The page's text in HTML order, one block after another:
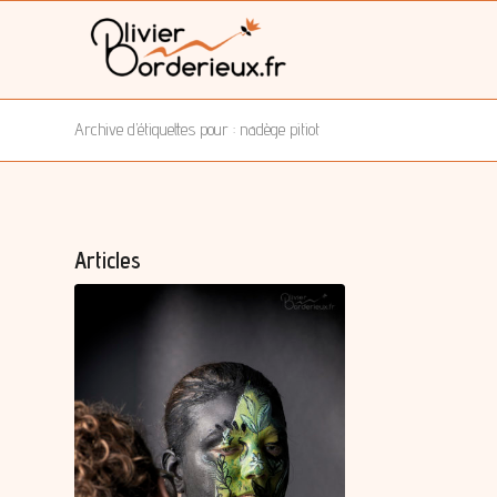
Archive d’étiquettes pour : nadège pitiot
Articles